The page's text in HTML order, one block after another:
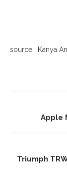
source : Kanya
Apple
Triumph